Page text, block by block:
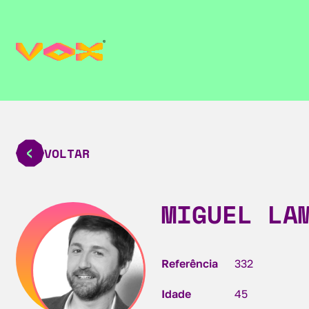
VOLTAR
MIGUEL
Referência 332
Idade 45